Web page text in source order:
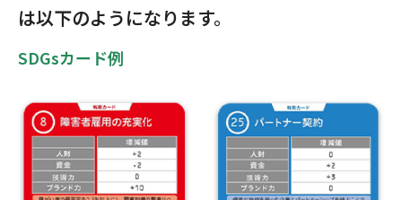
は以下のようになります。
SDGsカード例